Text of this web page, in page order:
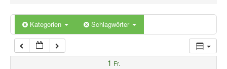
Kategorien Schlagwörter
1 Fr.
7:00